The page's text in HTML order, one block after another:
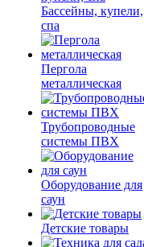
Бассейны, купели,
спа
Пергола
металлическая
Трубопроводные
системы ПВХ
Оборудование для
саун
Детские товары